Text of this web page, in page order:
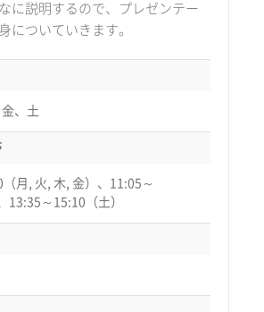
に説明するので、プレゼンテー
についていきます。
、土
月, 火, 木, 金）、11:05～
13:35～15:10（土）